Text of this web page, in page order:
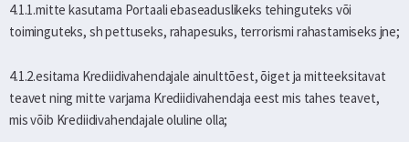
4.1.1.mitte kasutama Portaali ebaseaduslikeks tehinguteks või
toiminguteks, sh pettuseks, rahapesuks, terrorismi rahastamiseks jne;
4.1.2.esitama Krediidivahendajale ainulttõest, õiget ja mitteeksitavat
teavet ning mitte varjama Krediidivahendaja eest mis tahes teavet,
mis võib Krediidivahendajale oluline olla;